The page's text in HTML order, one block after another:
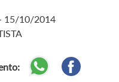
15/10/2014